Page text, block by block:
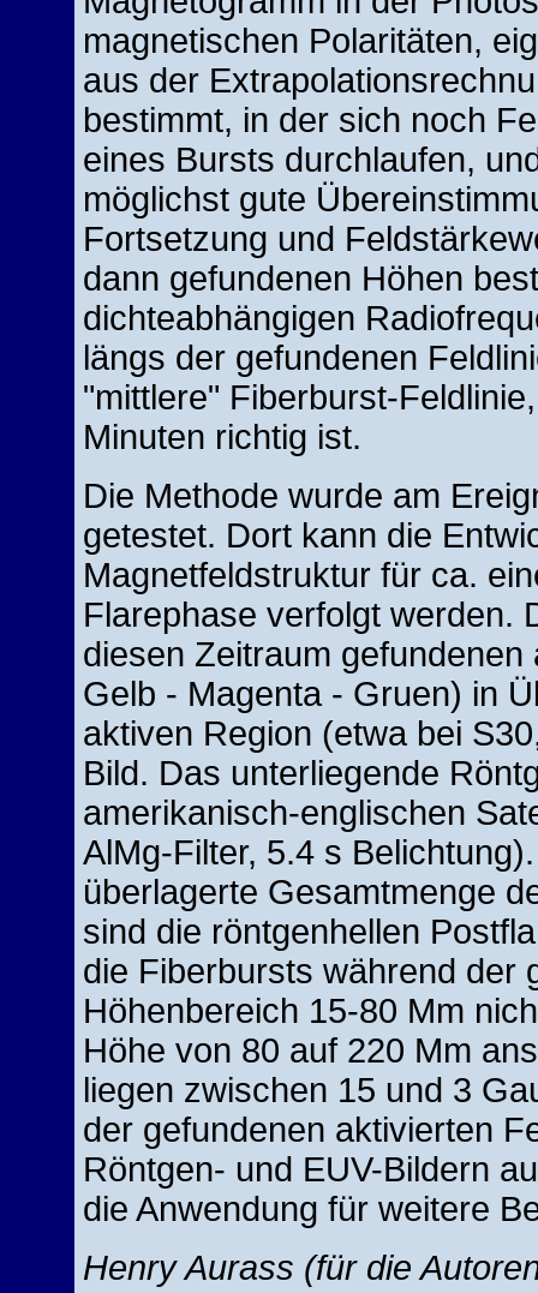
magnetischen Polaritäten,
aus der
bestimmt, in der sich noch
eines Bursts durchlaufen,
möglichst gute
Fortsetzung und
dann gefundenen Höhen
dichteabhängigen
längs der gefundenen
"mittlere" Fiberburst-
Minuten richtig ist.
Die Methode wurde am
getestet. Dort kann die
Magnetfeldstruktur für ca.
Flarephase verfolgt werden.
diesen Zeitraum
Gelb - Magenta - Gruen) in
aktiven Region (etwa bei
Bild. Das unterliegende
amerikanisch-englischen
AlMg-Filter, 5.4 s
überlagerte Gesamtmenge
sind die röntgenhellen
die Fiberbursts während der
Höhenbereich 15-80 Mm
Höhe von 80 auf 220 Mm
liegen zwischen 15 und 3
der gefundenen aktivierten
Röntgen- und EUV-Bildern
die Anwendung für weitere
Henry Aurass (für die